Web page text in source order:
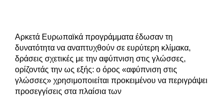
Αρκετά Ευρωπαϊκά προγράμματα έδωσαν τη
δυνατότητα να αναπτυχθούν σε ευρύτερη κλίμακα,
δράσεις σχετικές με την αφύπνιση στις γλώσσες,
ορίζοντάς την ως εξής: ο όρος «αφύπνιση στις
γλώσσες» χρησιμοποιείται προκειμένου να περιγράψει
προσεγγίσεις στα πλαίσια των